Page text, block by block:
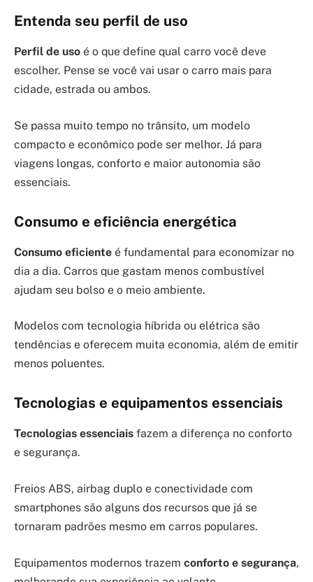
Entenda seu perfil de uso
Perfil de uso é o que define qual carro você deve
escolher. Pense se você vai usar o carro mais para
cidade, estrada ou ambos.
Se passa muito tempo no trânsito, um modelo
compacto e econômico pode ser melhor. Já para
viagens longas, conforto e maior autonomia são
essenciais.
Consumo e eficiência energética
Consumo eficiente é fundamental para economizar no
dia a dia. Carros que gastam menos combustível
ajudam seu bolso e o meio ambiente.
Modelos com tecnologia híbrida ou elétrica são
tendências e oferecem muita economia, além de emitir
menos poluentes.
Tecnologias e equipamentos essenciais
Tecnologias essenciais fazem a diferença no conforto
e segurança.
Freios ABS, airbag duplo e conectividade com
smartphones são alguns dos recursos que já se
tornaram padrões mesmo em carros populares.
Equipamentos modernos trazem conforto e segurança,